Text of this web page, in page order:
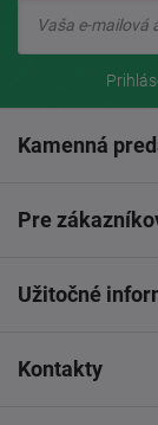
Kamenná
Pre
Užitočné
Kontakty